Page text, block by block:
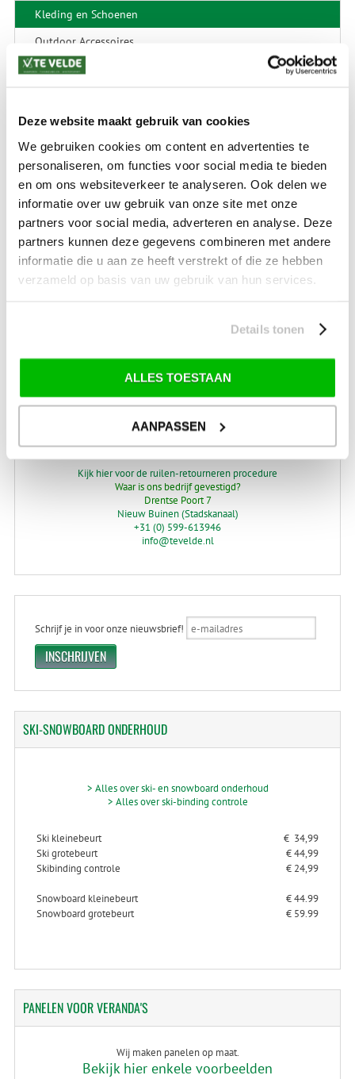
Deze website maakt gebruik van cookies
We gebruiken cookies om content en advertenties te
personaliseren, om functies voor social media te bieden
en om ons websiteverkeer te analyseren. Ook delen we
informatie over uw gebruik van onze site met onze
partners voor social media, adverteren en analyse. Deze
partners kunnen deze gegevens combineren met andere
informatie die u aan ze heeft verstrekt of die ze hebben
verzameld op basis van uw gebruik van hun services.
Details tonen
ALLES TOESTAAN
AANPASSEN
Kleding en Schoenen
Outdoor Accessoires
Reizen
SALE
SALE Kamperen
SALE Tuin
SALE Recreatie
SALE Outdoor
SALE Wintersport
SALE Schaatsen
VERZENDKOSTEN: € 8,99
GEEN VERZENDKOSTEN BOVEN € 175,-
(bij verzending via Pakketdienst tot 10 kg)*
Levertijd: 2-4 werkdagen
Kijk hier voor de ruilen-retourneren procedure
Waar is ons bedrijf gevestigd?
Drentse Poort 7
Nieuw Buinen (Stadskanaal)
+31 (0) 599-613946
info@tevelde.nl
Schrijf je in voor onze nieuwsbrief!
SKI-SNOWBOARDONDERHOUD
> Alles over ski- en snowboard onderhoud
> Alles over ski-binding controle
Ski kleinebeurt
€ 34,99
Ski grotebeurt
€ 44,99
Skibinding controle
€ 24,99
Snowboard kleinebeurt
€ 44.99
Snowboard grotebeurt
€ 59.99
PANELENVOOR VERANDA'S
Wij maken panelen op maat.
Bekijk hier enkele voorbeelden